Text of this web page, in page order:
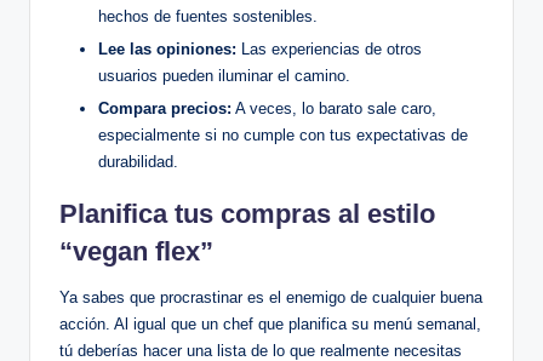
hechos de fuentes sostenibles.
Lee las opiniones: Las experiencias de otros
usuarios pueden iluminar el camino.
Compara precios: A veces, lo barato sale caro,
especialmente si no cumple con tus expectativas de
durabilidad.
Planifica tus compras al estilo
“vegan flex”
Ya sabes que procrastinar es el enemigo de cualquier buena
acción. Al igual que un chef que planifica su menú semanal,
tú deberías hacer una lista de lo que realmente necesitas